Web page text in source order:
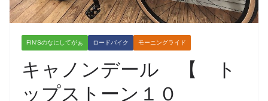
FIN'Sのなにしてがぁ ロードバイク モーニングライド
キャノンデール 【 ト
ップストーン１０